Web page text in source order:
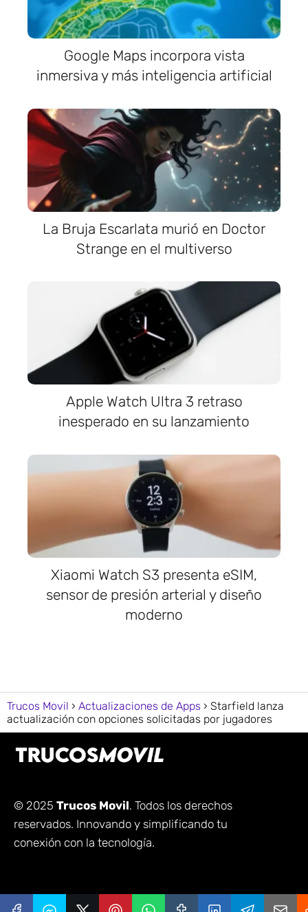
Google Maps incorpora vista
inmersiva y más inteligencia artificial
La Bruja Escarlata murió en Doctor
Strange en el multiverso
Apple Watch Ultra 3 retraso
inesperado en su lanzamiento
Xiaomi Watch S3 presenta eSIM,
sensor de presión arterial y diseño
moderno
Trucos Movil Actualizaciones de Apps
Starfield lanza
actualización con opciones solicitadas por jugadores
© 2025 Trucos Movil. Todos los derechos
reservados. Innovando y simplificando tu
conexión con la tecnología.